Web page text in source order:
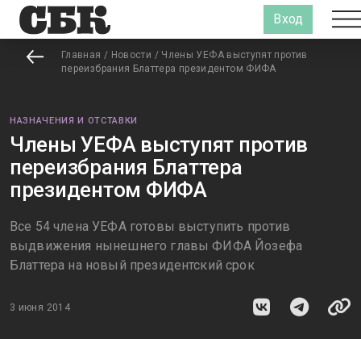
Вход
Главная / Новости / Члены УЕФА выступят против
переизбрания Блаттера президентом ФИФА
НАЗНАЧЕНИЯ И ОТСТАВКИ
Члены УЕФА выступят против
переизбрания Блаттера
президентом ФИФА
Все 54 члена УЕФА готовы выступить против
выдвижения нынешнего главы ФИФА Йозефа
Блаттера на новый президентский срок
3 июня 2014